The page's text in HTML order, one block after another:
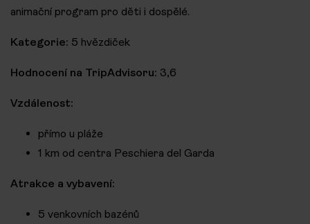
animační program pro děti i dospělé.
Kategorie: 5 hvězdiček
Hodnocení na TripAdvisoru: 3,6
Vzdálenost:
přímo u pláže
1 km od centra Peschiera del Garda
Atrakce a vybavení:
5 venkovních bazénů